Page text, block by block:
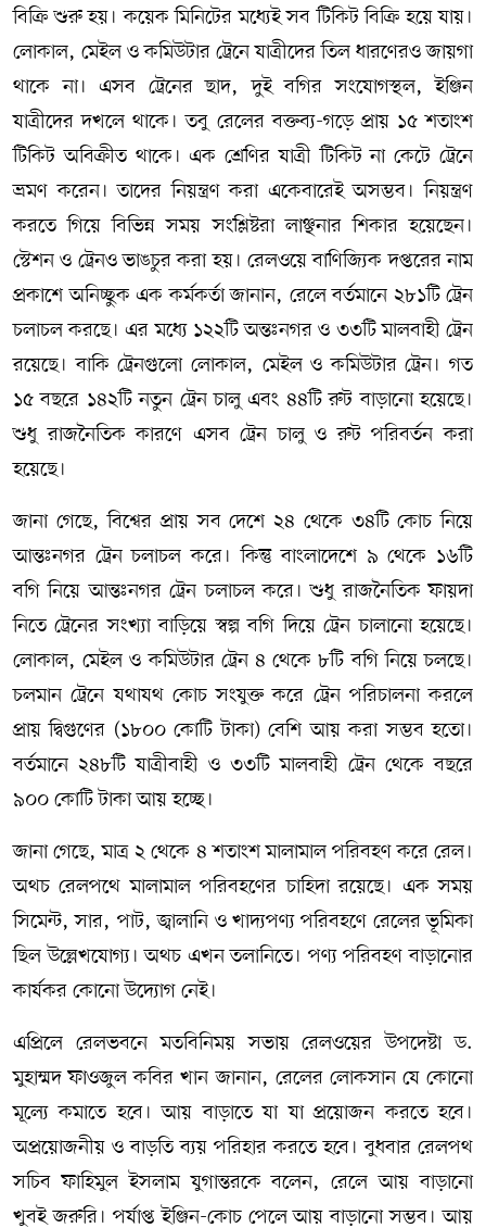
বিক্রি শুরু হয়। কয়েক মিনিটের মধ্যেই সব টিকিট বিক্রি হয়ে যায়।
লোকাল, মেইল ও কমিউটার ট্রেনে যাত্রীদের তিল ধারণেরও জায়গা
থাকে না। এসব ট্রেনের ছাদ, দুই বগির সংযোগস্থল, ইঞ্জিন
যাত্রীদের দখলে থাকে। তবু রেলের বক্তব্য-গড়ে প্রায় ১৫ শতাংশ
টিকিট অবিক্রীত থাকে। এক শ্রেণির যাত্রী টিকিট না কেটে ট্রেনে
ভ্রমণ করেন। তাদের নিয়ন্ত্রণ করা একেবারেই অসম্ভব। নিয়ন্ত্রণ
করতে গিয়ে বিভিন্ন সময় সংশ্লিষ্টরা লাঞ্ছনার শিকার হয়েছেন।
স্টেশন ও ট্রেনও ভাঙচুর করা হয়। রেলওয়ে বাণিজ্যিক দপ্তরের নাম
প্রকাশে অনিচ্ছুক এক কর্মকর্তা জানান, রেলে বর্তমানে ২৮১টি ট্রেন
চলাচল করছে। এর মধ্যে ১২২টি অন্তঃনগর ও ৩৩টি মালবাহী ট্রেন
রয়েছে। বাকি ট্রেনগুলো লোকাল, মেইল ও কমিউটার ট্রেন। গত
১৫ বছরে ১৪২টি নতুন ট্রেন চালু এবং ৪৪টি রুট বাড়ানো হয়েছে।
শুধু রাজনৈতিক কারণে এসব ট্রেন চালু ও রুট পরিবর্তন করা
হয়েছে।
জানা গেছে, বিশ্বের প্রায় সব দেশে ২৪ থেকে ৩৪টি কোচ নিয়ে
আন্তঃনগর ট্রেন চলাচল করে। কিন্তু বাংলাদেশে ৯ থেকে ১৬টি
বগি নিয়ে আন্তঃনগর ট্রেন চলাচল করে। শুধু রাজনৈতিক ফায়দা
নিতে ট্রেনের সংখ্যা বাড়িয়ে স্বল্প বগি দিয়ে ট্রেন চালানো হয়েছে।
লোকাল, মেইল ও কমিউটার ট্রেন ৪ থেকে ৮টি বগি নিয়ে চলছে।
চলমান ট্রেনে যথাযথ কোচ সংযুক্ত করে ট্রেন পরিচালনা করলে
প্রায় দ্বিগুণের (১৮০০ কোটি টাকা) বেশি আয় করা সম্ভব হতো।
বর্তমানে ২৪৮টি যাত্রীবাহী ও ৩৩টি মালবাহী ট্রেন থেকে বছরে
৯০০ কোটি টাকা আয় হচ্ছে।
জানা গেছে, মাত্র ২ থেকে ৪ শতাংশ মালামাল পরিবহণ করে রেল।
অথচ রেলপথে মালামাল পরিবহণের চাহিদা রয়েছে। এক সময়
সিমেন্ট, সার, পাট, জ্বালানি ও খাদ্যপণ্য পরিবহণে রেলের ভূমিকা
ছিল উল্লেখযোগ্য। অথচ এখন তলানিতে। পণ্য পরিবহণ বাড়ানোর
কার্যকর কোনো উদ্যোগ নেই।
এপ্রিলে রেলভবনে মতবিনিময় সভায় রেলওয়ের উপদেষ্টা ড.
মুহাম্মদ ফাওজুল কবির খান জানান, রেলের লোকসান যে কোনো
মূল্যে কমাতে হবে। আয় বাড়াতে যা যা প্রয়োজন করতে হবে।
অপ্রয়োজনীয় ও বাড়তি ব্যয় পরিহার করতে হবে। বুধবার রেলপথ
সচিব ফাহিমুল ইসলাম যুগান্তরকে বলেন, রেলে আয় বাড়ানো
খুবই জরুরি। পর্যাপ্ত ইঞ্জিন-কোচ পেলে আয় বাড়ানো সম্ভব। আয়